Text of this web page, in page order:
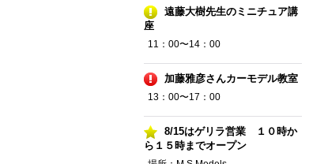
遠藤大樹先生のミニチュア講
座
11：00〜14：00
加藤雅彦さんカーモデル教室
13：00〜17：00
8/15はゲリラ営業 １０時か
ら１５時までオープン